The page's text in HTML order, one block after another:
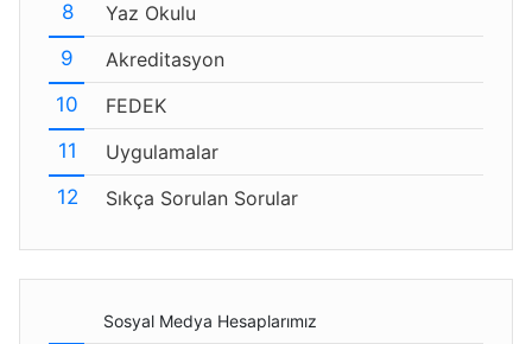
Yaz Okulu
Akreditasyon
FEDEK
Uygulamalar
Sıkça Sorulan Sorular
Sosyal Medya Hesaplarımız